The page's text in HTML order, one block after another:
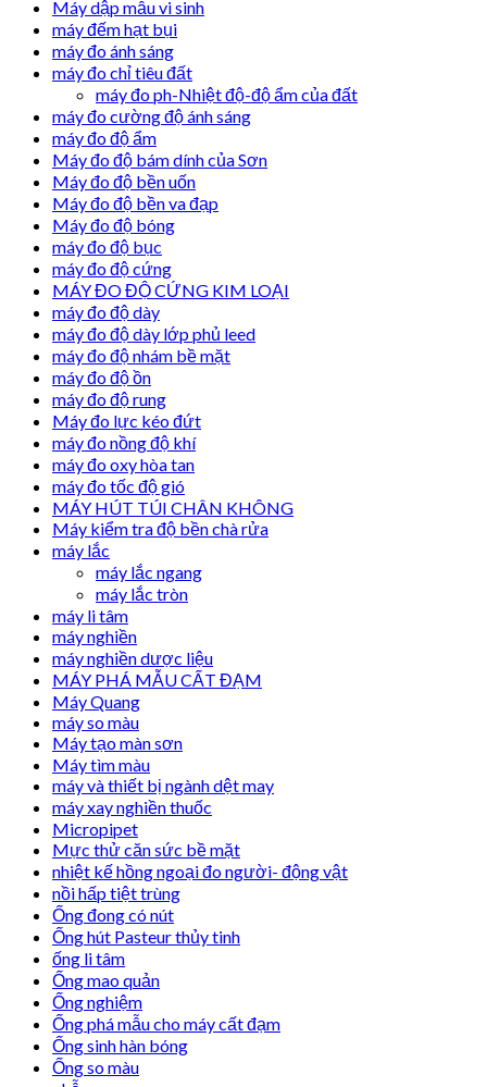
Máy dập mẫu vi sinh
máy đếm hạt bụi
máy đo ánh sáng
máy đo chỉ tiêu đất
máy đo ph-Nhiệt độ-độ ẩm của đất
máy đo cường độ ánh sáng
máy đo độ ẩm
Máy đo độ bám dính của Sơn
Máy đo độ bền uốn
Máy đo độ bền va đạp
Máy đo độ bóng
máy đo độ bục
máy đo độ cứng
MÁY ĐO ĐỘ CỨNG KIM LOẠI
máy đo độ dày
máy đo độ dày lớp phủ leed
máy đo độ nhám bề mặt
máy đo độ ồn
máy đo độ rung
Máy đo lực kéo đứt
máy đo nồng độ khí
máy đo oxy hòa tan
máy đo tốc độ gió
MÁY HÚT TÚI CHÂN KHÔNG
Máy kiểm tra độ bền chà rửa
máy lắc
máy lắc ngang
máy lắc tròn
máy li tâm
máy nghiền
máy nghiền dược liệu
MÁY PHÁ MẪU CẤT ĐẠM
Máy Quang
máy so màu
Máy tạo màn sơn
Máy tìm màu
máy và thiết bị ngành dệt may
máy xay nghiền thuốc
Micropipet
Mực thử căn sức bề mặt
nhiệt kế hồng ngoại đo người- động vật
nồi hấp tiệt trùng
Ống đong có nút
Ống hút Pasteur thủy tinh
ống li tâm
Ống mao quản
Ống nghiệm
Ống phá mẫu cho máy cất đạm
Ống sinh hàn bóng
Ống so màu